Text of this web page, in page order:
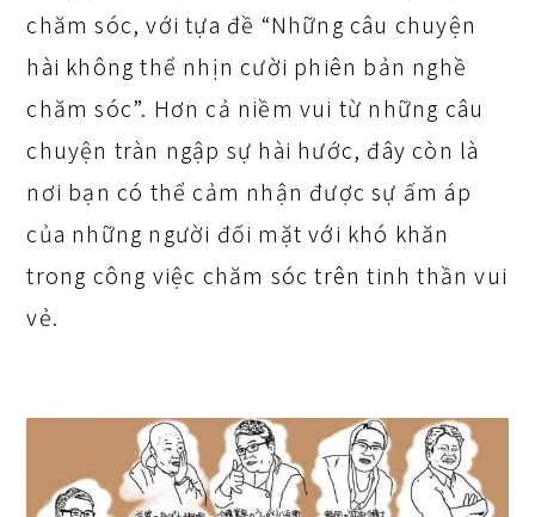
chăm sóc, với tựa đề “Những câu chuyện
hài không thể nhịn cười phiên bản nghề
chăm sóc”. Hơn cả niềm vui từ những câu
chuyện tràn ngập sự hài hước, đây còn là
nơi bạn có thể cảm nhận được sự ấm áp
của những người đối mặt với khó khăn
trong công việc chăm sóc trên tinh thần vui
vẻ.